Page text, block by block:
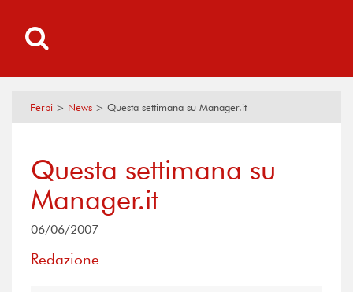
Ferpi > News > Questa settimana su Manager.it
Questa settimana su
Manager.it
06/06/2007
Redazione